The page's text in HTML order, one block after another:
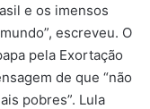
e os imensos
escreveu. O
pela Exortação
de que “não
pobres”. Lula